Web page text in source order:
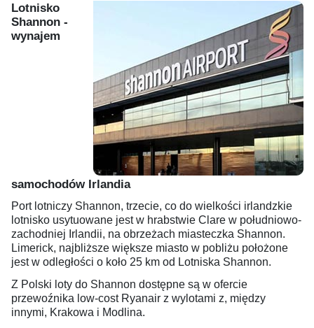
Lotnisko
Shannon -
wynajem
samochodów Irlandia
Port lotniczy Shannon, trzecie, co do wielkości irlandzkie
lotnisko usytuowane jest w hrabstwie Clare w południowo-
zachodniej Irlandii, na obrzeżach miasteczka Shannon.
Limerick, najbliższe większe miasto w pobliżu położone
jest w odległości o koło 25 km od Lotniska Shannon.
Z Polski loty do Shannon dostępne są w ofercie
przewoźnika low-cost Ryanair z wylotami z, między
innymi, Krakowa i Modlina.